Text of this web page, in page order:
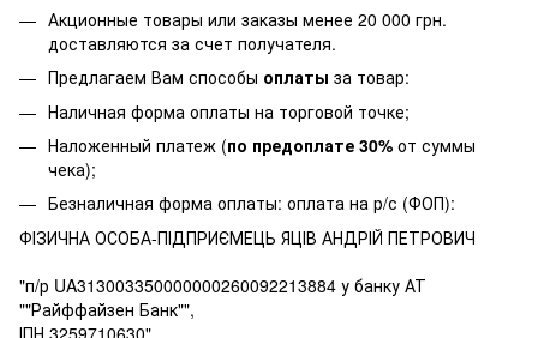
Акционные товары или заказы менее 20 000 грн.
доставляются за счет получателя.
Предлагаем Вам способы оплаты за товар:
Наличная форма оплаты на торговой точке;
Наложенный платеж (по предоплате 30% от суммы
чека);
Безналичная форма оплаты: оплата на р/с (ФОП):
ФІЗИЧНА ОСОБА-ПІДПРИЄМЕЦЬ ЯЦІВ АНДРІЙ ПЕТРОВИЧ
"п/р UA313003350000000260092213884 у банку АТ
""Райффайзен Банк"",
ІПН 3259710630"